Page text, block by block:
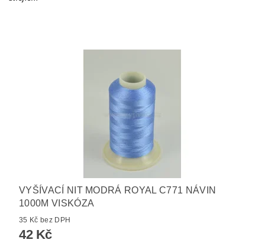
VYŠÍVACÍ NIT MODRÁ ROYAL C771 NÁVIN
1000M VISKÓZA
35 Kč bez DPH
42 Kč